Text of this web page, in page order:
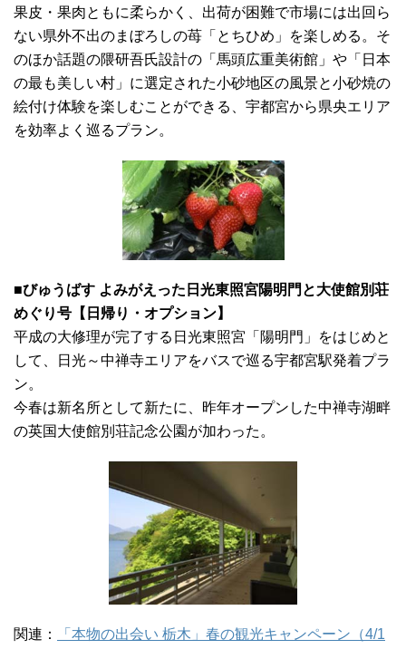
果皮・果肉ともに柔らかく、出荷が困難で市場には出回ら
ない県外不出のまぼろしの苺「とちひめ」を楽しめる。そ
のほか話題の隈研吾氏設計の「馬頭広重美術館」や「日本
の最も美しい村」に選定された小砂地区の風景と小砂焼の
絵付け体験を楽しむことができる、宇都宮から県央エリア
を効率よく巡るプラン。
■びゅうばす よみがえった日光東照宮陽明門と大使館別荘
めぐり号【日帰り・オプション】
平成の大修理が完了する日光東照宮「陽明門」をはじめと
して、日光～中禅寺エリアをバスで巡る宇都宮駅発着プラ
ン。
今春は新名所として新たに、昨年オープンした中禅寺湖畔
の英国大使館別荘記念公園が加わった。
関連：
「本物の出会い 栃木」春の観光キャンペーン（4/1